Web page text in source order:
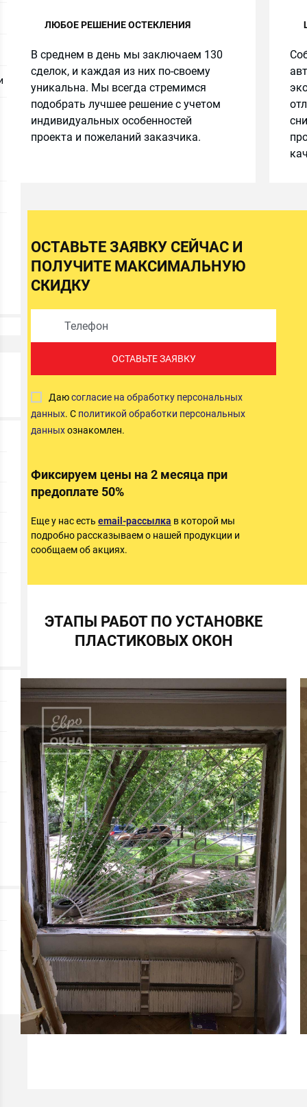
ЛЮБОЕ РЕШЕНИЕ ОСТЕКЛЕНИЯ
В среднем в день мы заключаем 130
сделок, и каждая из них по-своему
уникальна. Мы всегда стремимся
подобрать лучшее решение с учетом
индивидуальных особенностей
проекта и пожеланий заказчика.
ОСТАВЬТЕ ЗАЯВКУ СЕЙЧАС И
ПОЛУЧИТЕ МАКСИМАЛЬНУЮ
СКИДКУ
ОСТАВЬТЕ ЗАЯВКУ
Даюсогласие на обработку персональных
данных. С политикой обработки персональных
данныхознакомлен.
Фиксируем цены на 2 месяца при
предоплате 50%
Еще у нас есть email-рассылка в которой мы
подробно рассказываем о нашей продукции и
сообщаем об акциях.
ЭТАПЫ РАБОТ ПО УСТАНОВКЕ
ПЛАСТИКОВЫХ ОКОН